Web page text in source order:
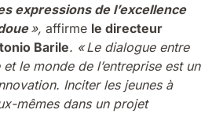
expressions de l’excellence
», affirme le directeur
Barile. « Le dialogue entre
le monde de l’entreprise est un
Inciter les jeunes à
mêmes dans un projet